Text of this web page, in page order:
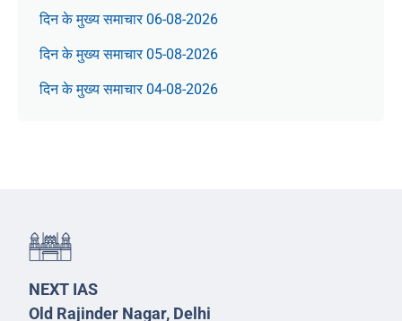
दिन के मुख्य समाचार 06-08-2026
दिन के मुख्य समाचार 05-08-2026
दिन के मुख्य समाचार 04-08-2026
NEXT IAS
Old Rajinder Nagar, Delhi